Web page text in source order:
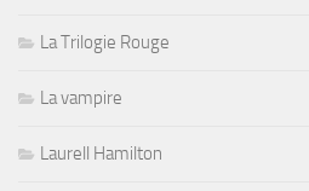
La Trilogie Rouge
La vampire
Laurell Hamilton